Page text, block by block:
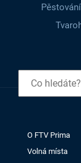
O FTV Prima
Volná místa